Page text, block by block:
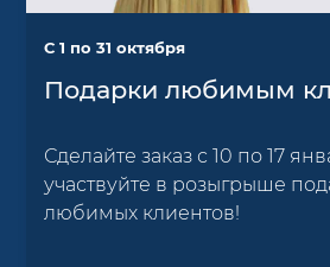
С 1 по 31 октября
Подарки любимым
Сделайте заказ с 10 по 17
участвуйте в розыгрыше
любимых клиентов!